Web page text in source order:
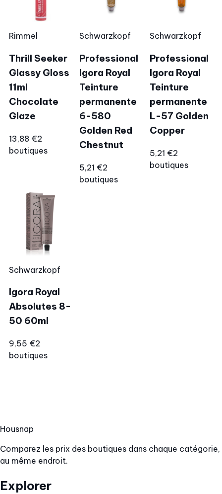
Rimmel
Thrill Seeker
Glassy Gloss
11ml
Chocolate
Glaze
13,88 €2
boutiques
Schwarzkopf
Professional
Igora Royal
Teinture
permanente
6-580
Golden Red
Chestnut
5,21 €2
boutiques
Schwarzkopf
Professional
Igora Royal
Teinture
permanente
L-57 Golden
Copper
5,21 €2
boutiques
Schwarzkopf
Igora Royal
Absolutes 8-
50 60ml
9,55 €2
boutiques
Housnap
Comparez les prix des boutiques dans chaque catégorie,
au même endroit.
Explorer